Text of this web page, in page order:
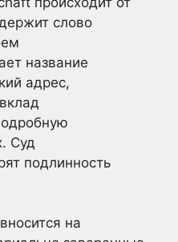
слово
название
адрес,
Суд
подлинность
на